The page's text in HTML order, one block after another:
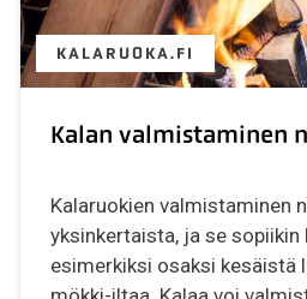
KALARUOKA.FI
Kalan valmistaminen
Kalaruokien valmistaminen
yksinkertaista, ja se
esimerkiksi osaksi kesäistä